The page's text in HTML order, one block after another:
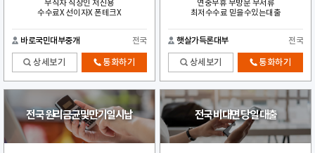
무직자 직장인 저신용
수수료X 선이자X 폰테크X
바로국민대부중개 전국
상세보기 통화하기
연중무휴 무방문 무서류
최저수수료 믿을수있는대출
햇살가득론대부 전국
상세보기 통화하기
전국 원리금균및만기일시납 전국 비대면 당일 대출